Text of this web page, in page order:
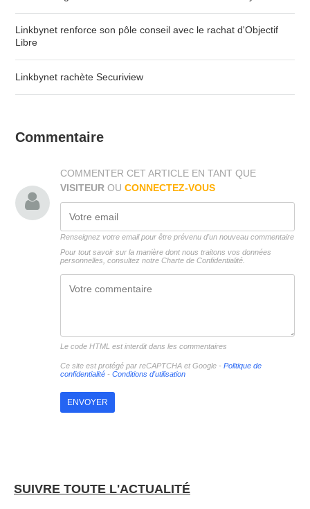
Linkbynet renforce son pôle conseil avec le rachat d'Objectif
Libre
Linkbynet rachète Securiview
Commentaire
COMMENTER CET ARTICLE EN TANT QUE
VISITEUROU CONNECTEZ-VOUS
Renseignez votre email pour être prévenu d'un nouveau commentaire
Pour tout savoir sur la manière dont nous traitons vos données
personnelles, consultez notre Charte de Confidentialité.
Le code HTML est interdit dans les commentaires
Ce site est protégé par reCAPTCHA et Google - Politique de
confidentialité- Conditions d'utilisation
SUIVRE TOUTE L'ACTUALITÉ